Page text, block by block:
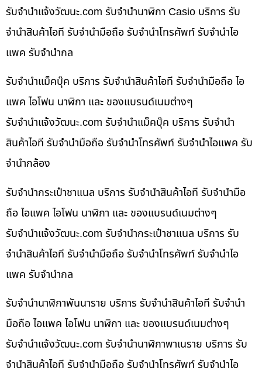
รับจํานําแจ้งวัฒนะ.com รับจำนำนาฬิกา Casio บริการ รับ
จำนำสินค้าไอที รับจำนำมือถือ รับจำนำโทรศัพท์ รับจำนำไอ
แพค รับจำนำกล
รับจำนำแม็คบุ๊ค บริการ รับจำนำสินค้าไอที รับจำนำมือถือ ไอ
แพค ไอโฟน นาฬิกา และ ของแบรนด์เนมต่างๆ
รับจํานําแจ้งวัฒนะ.com รับจำนำแม็คบุ๊ค บริการ รับจำนำ
สินค้าไอที รับจำนำมือถือ รับจำนำโทรศัพท์ รับจำนำไอแพค รับ
จำนำกล้อง
รับจำนำกระเป๋าชาแนล บริการ รับจำนำสินค้าไอที รับจำนำมือ
ถือ ไอแพค ไอโฟน นาฬิกา และ ของแบรนด์เนมต่างๆ
รับจํานําแจ้งวัฒนะ.com รับจำนำกระเป๋าชาแนล บริการ รับ
จำนำสินค้าไอที รับจำนำมือถือ รับจำนำโทรศัพท์ รับจำนำไอ
แพค รับจำนำกล
รับจำนำนาฬิกาพันนาราย บริการ รับจำนำสินค้าไอที รับจำนำ
มือถือ ไอแพค ไอโฟน นาฬิกา และ ของแบรนด์เนมต่างๆ
รับจํานําแจ้งวัฒนะ.com รับจำนำนาฬิกาพาเนราย บริการ รับ
จำนำสินค้าไอที รับจำนำมือถือ รับจำนำโทรศัพท์ รับจำนำไอ